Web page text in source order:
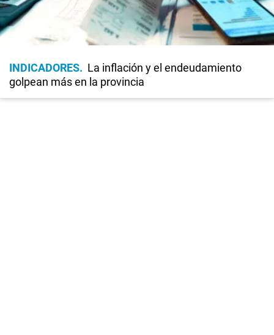
INDICADORES
La inflación y el endeudamiento
golpean más en la provincia